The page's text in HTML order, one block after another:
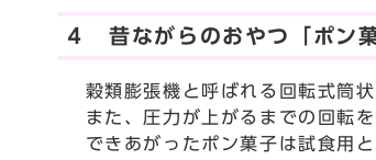
４ 昔ながらのおやつ「ポン
穀類膨張機と呼ばれる回転式筒状
また、圧力が上がるまでの回転を
できあがったポン菓子は試食用と